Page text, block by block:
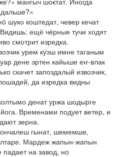
шуко коштедат, чевер кечат
ещё чёрные тучи ходят
смотрит изредка.
урем кӱэш имне таганым
дене эртен кайыше еҥ-влак
скачет запоздалый извозчик,
да изредка видны
денат уржа шодырге
Временами подует ветер, и
зерна.
ончалеш гынат, шемемше,
Мардеж жапын-жапын
на завод, но